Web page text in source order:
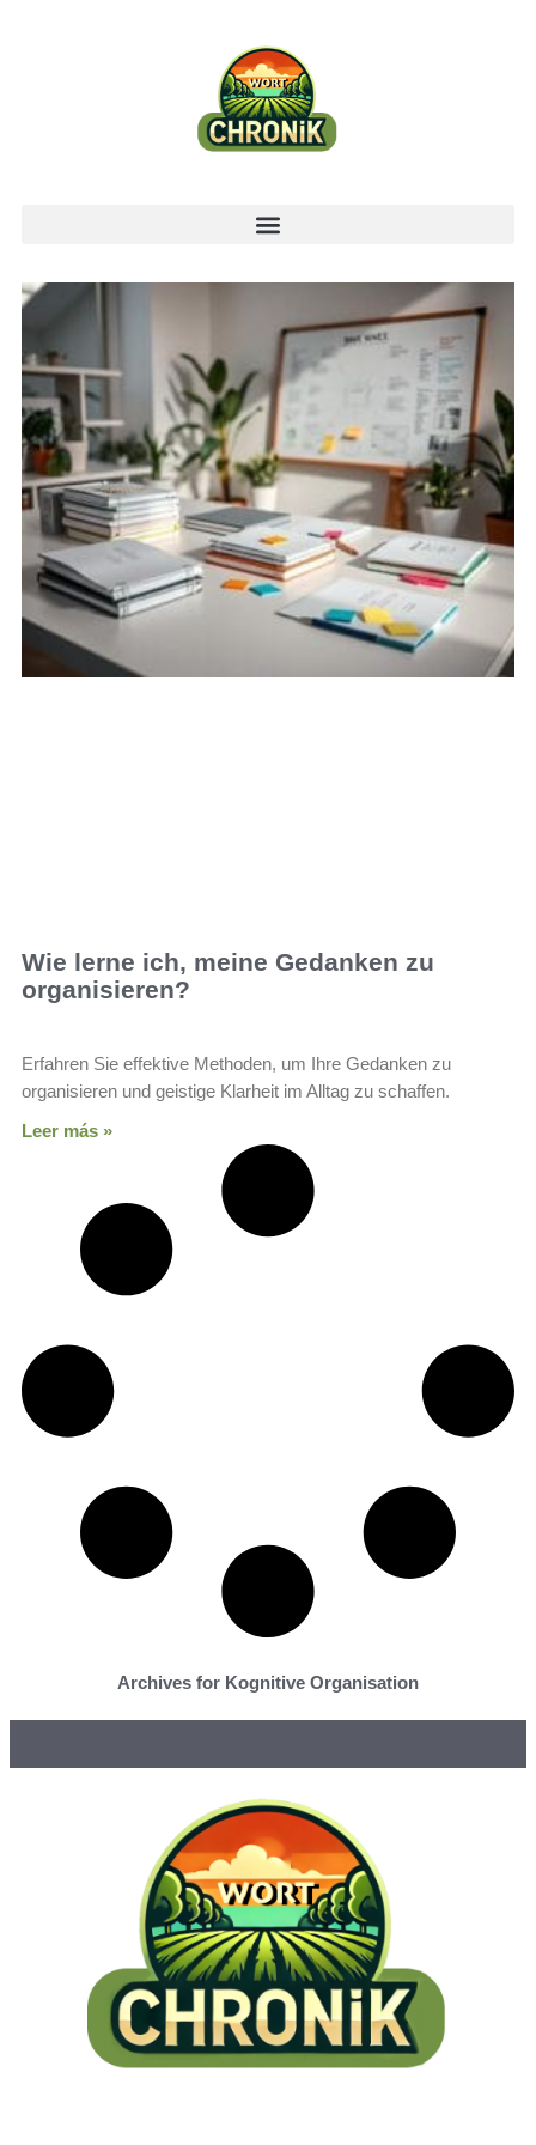
Wie lerne ich, meine Gedanken zu
organisieren?
Erfahren Sie effektive Methoden, um Ihre Gedanken zu
organisieren und geistige Klarheit im Alltag zu schaffen.
Leer más »
Archives for Kognitive Organisation